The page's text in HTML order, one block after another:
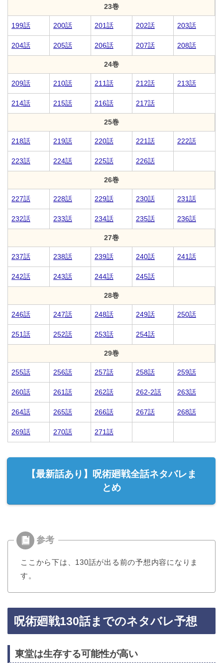
23巻
199話 200話 201話 202話 203話
204話 205話 206話 207話 208話
24巻
209話 210話 211話 212話 213話
214話 215話 216話 217話
25巻
218話 219話 220話 221話 222話
223話 224話 225話 226話
26巻
227話 228話 229話 230話 231話
232話 233話 234話 235話 236話
27巻
237話 238話 239話 240話 241話
242話 243話 244話 245話
28巻
246話 247話 248話 249話 250話
251話 252話 253話 254話
29巻
255話 256話 257話 258話 259話
260話 261話 262話 262-2話 263話
264話 265話 266話 267話 268話
269話 270話 271話
【最新話あり】呪術廻戦全話ネタバレま
とめ
ここから下は、130話が出る前の予想内容になりま
す。
呪術廻戦130話までのネタバレ予想
東堂は生存する可能性が高い